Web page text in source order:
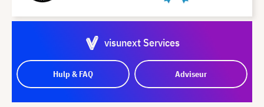
visunext Services
Hulp & FAQ Adviseur